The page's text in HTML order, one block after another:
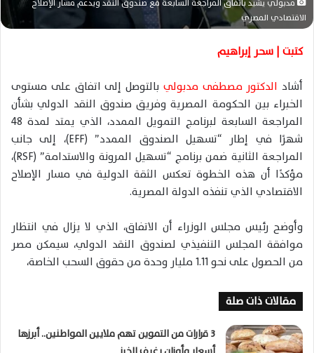
ك
ت
و
ي
ا
الاقتصادي المصري
كتبت | سحر إبراهيم
أشاد الدكتورمصطفى مدبولي بالتوصل إلى اتفاق على مستوى
الخبراء بين الحكومة المصرية وفريق صندوق النقد الدوليبشأن
المراجعة السابعة لبرنامج التمويل الممدد، الذي يمتد لمدة 48
شهرًا في إطار “تسهيل الصندوق الممدد” (EFF)، إلى جانب
المراجعة الثانية ضمن برنامج “تسهيل المرونة والاستدامة” (RSF)،
مؤكدًا أن هذه الخطوة تعكس الثقة الدولية في مسار الإصلاح
الاقتصادي الذي تنفذه الدولة المصرية.
وأوضح رئيس مجلس الوزراء أن الاتفاق، الذي لا يزال في انتظار
موافقة المجلس التنفيذي لصندوق النقد الدولي، سيمكن مصر
من الحصول على نحو 1.11 مليار وحدة من حقوق السحب الخاصة،
مقالات ذات صلة
3 قرارات من التموين تهم ملايين المواطنين.. أبرزها